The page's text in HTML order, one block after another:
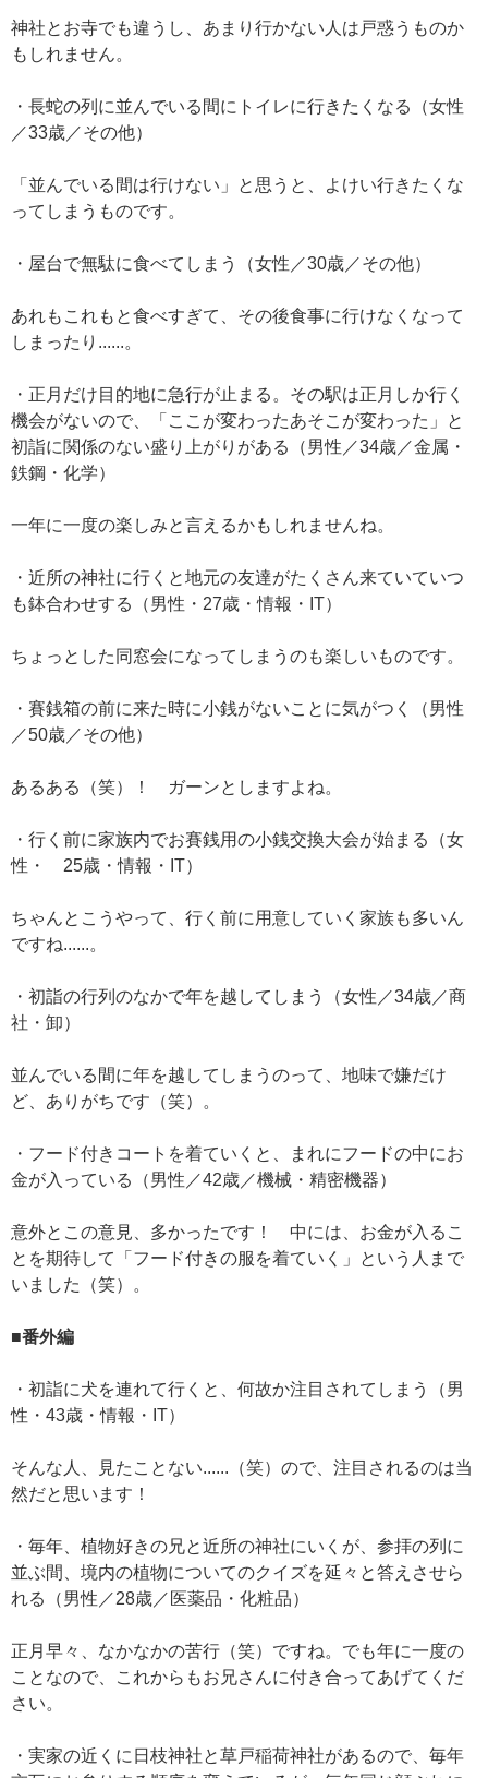
神社とお寺でも違うし、あまり行かない人は戸惑うものか
もしれません。
・長蛇の列に並んでいる間にトイレに行きたくなる（女性
／33歳／その他）
「並んでいる間は行けない」と思うと、よけい行きたくな
ってしまうものです。
・屋台で無駄に食べてしまう（女性／30歳／その他）
あれもこれもと食べすぎて、その後食事に行けなくなって
しまったり......。
・正月だけ目的地に急行が止まる。その駅は正月しか行く
機会がないので、「ここが変わったあそこが変わった」と
初詣に関係のない盛り上がりがある（男性／34歳／金属・
鉄鋼・化学）
一年に一度の楽しみと言えるかもしれませんね。
・近所の神社に行くと地元の友達がたくさん来ていていつ
も鉢合わせする（男性・27歳・情報・IT）
ちょっとした同窓会になってしまうのも楽しいものです。
・賽銭箱の前に来た時に小銭がないことに気がつく（男性
／50歳／その他）
あるある（笑）！ ガーンとしますよね。
・行く前に家族内でお賽銭用の小銭交換大会が始まる（女
性・ 25歳・情報・IT）
ちゃんとこうやって、行く前に用意していく家族も多いん
ですね......。
・初詣の行列のなかで年を越してしまう（女性／34歳／商
社・卸）
並んでいる間に年を越してしまうのって、地味で嫌だけ
ど、ありがちです（笑）。
・フード付きコートを着ていくと、まれにフードの中にお
金が入っている（男性／42歳／機械・精密機器）
意外とこの意見、多かったです！ 中には、お金が入るこ
とを期待して「フード付きの服を着ていく」という人まで
いました（笑）。
■番外編
・初詣に犬を連れて行くと、何故か注目されてしまう（男
性・43歳・情報・IT）
そんな人、見たことない......（笑）ので、注目されるのは当
然だと思います！
・毎年、植物好きの兄と近所の神社にいくが、参拝の列に
並ぶ間、境内の植物についてのクイズを延々と答えさせら
れる（男性／28歳／医薬品・化粧品）
正月早々、なかなかの苦行（笑）ですね。でも年に一度の
ことなので、これからもお兄さんに付き合ってあげてくだ
さい。
・実家の近くに日枝神社と草戸稲荷神社があるので、毎年